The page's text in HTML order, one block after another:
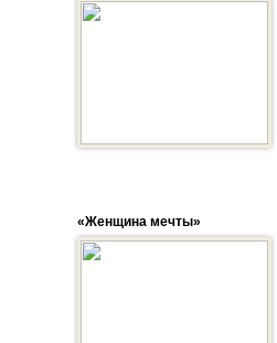
«Женщина мечты»